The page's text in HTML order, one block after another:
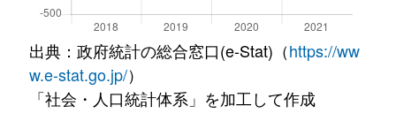
出典：政府統計の総合窓口(e-Stat)（https://ww
w.e-stat.go.jp/）
「社会・人口統計体系」を加工して作成